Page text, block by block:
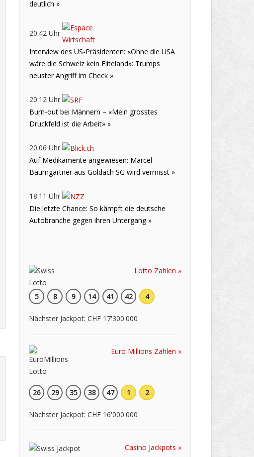
deutlich »
20:42 Uhr
Interview des US-Präsidenten: «Ohne die USA
wäre die Schweiz kein Eliteland»: Trumps
neuster Angriff im Check »
20:12 Uhr
Burn-out bei Männern – «Mein grösstes
Druckfeld ist die Arbeit» »
20:06 Uhr
Auf Medikamente angewiesen: Marcel
Baumgartner aus Goldach SG wird vermisst »
18:11 Uhr
Die letzte Chance: So kämpft die deutsche
Autobranche gegen ihren Untergang »
Lotto Zahlen »
5 8 9 14 41 42 4
Nächster Jackpot: CHF 17'300'000
Euro Millions Zahlen »
26 29 35 38 47 1 2
Nächster Jackpot: CHF 16'000'000
Casino Jackpots »